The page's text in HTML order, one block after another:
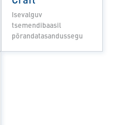
Isevalguv
tsemendibaasil
põrandatasandussegu